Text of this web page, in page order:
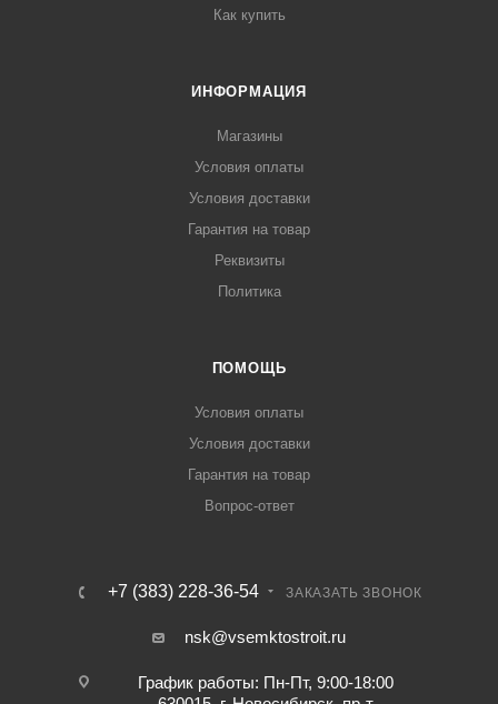
Как купить
ИНФОРМАЦИЯ
Магазины
Условия оплаты
Условия доставки
Гарантия на товар
Реквизиты
Политика
ПОМОЩЬ
Условия оплаты
Условия доставки
Гарантия на товар
Вопрос-ответ
+7 (383) 228-36-54 ЗАКАЗАТЬ ЗВОНОК
nsk@vsemktostroit.ru
График работы: Пн-Пт, 9:00-18:00